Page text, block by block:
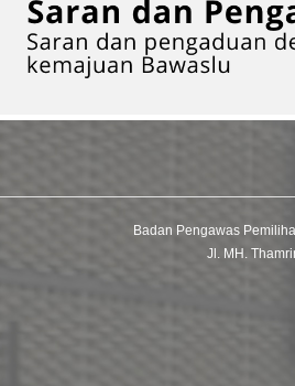
Badan Pengawas
Jl. MH.